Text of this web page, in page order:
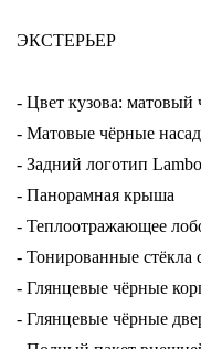
ЭКСТЕРЬЕР
- Цвет кузова: матовый
- Матовые чёрные
- Задний логотип
- Панорамная крыша
- Теплоотражающее
- Тонированные стёкла
- Глянцевые чёрные
- Глянцевые чёрные